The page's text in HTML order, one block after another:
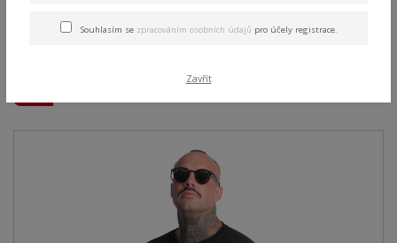
dlouhým rukávem Guerrero
Souhlasím se zpracováním osobních údajů pro účely registrace.
Zavřít